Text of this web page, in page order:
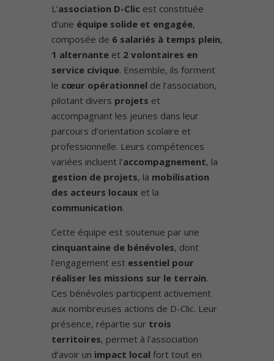
L’association D-Clic est constituée
d’une équipe solide et engagée,
composée de 6 salariés à temps plein,
1 alternante et 2 volontaires en
service civique. Ensemble, ils forment
le cœur opérationnel de l’association,
pilotant divers projets et
accompagnant les jeunes dans leur
parcours d’orientation scolaire et
professionnelle. Leurs compétences
variées incluent l’accompagnement, la
gestion de projets, la mobilisation
des acteurs locaux et la
communication.
Cette équipe est soutenue par une
cinquantaine de bénévoles, dont
l’engagement est essentiel pour
réaliser les missions sur le terrain.
Ces bénévoles participent activement
aux nombreuses actions de D-Clic. Leur
présence, répartie sur trois
territoires, permet à l’association
d’avoir un impact local fort tout en